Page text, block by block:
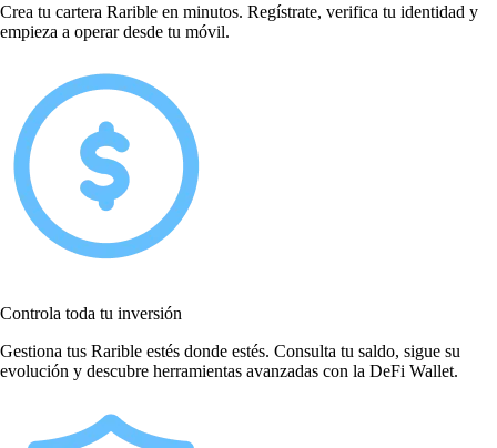
Crea tu cartera Rarible en minutos. Regístrate, verifica tu identidad y
empieza a operar desde tu móvil.
Controla toda tu inversión
Gestiona tus Rarible estés donde estés. Consulta tu saldo, sigue su
evolución y descubre herramientas avanzadas con la DeFi Wallet.